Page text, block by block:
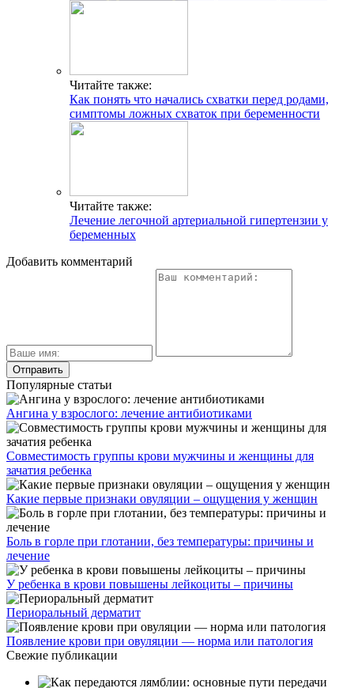
Читайте также:
Как понять что начались схватки перед родами,
симптомы ложных схваток при беременности
Читайте также:
Лечение легочной артериальной гипертензии у
беременных
Добавить комментарий
Популярные статьи
Ангина у взрослого: лечение антибиотиками
Совместимость группы крови мужчины и женщины для
зачатия ребенка
Какие первые признаки овуляции – ощущения у женщин
Боль в горле при глотании, без температуры: причины и
лечение
У ребенка в крови повышены лейкоциты – причины
Периоральный дерматит
Появление крови при овуляции — норма или патология
Свежие публикации